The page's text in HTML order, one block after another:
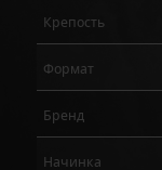
Крепость
Формат
Бренд
Начинка